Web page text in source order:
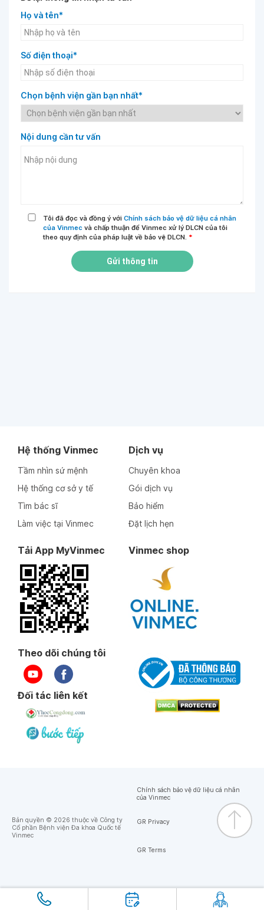
Họ và tên*
Số điện thoại*
Chọn bệnh viện gần bạn nhất*
Nội dung cần tư vấn
Tôi đã đọc và đồng ý với Chính sách bảo vệ dữ liệu cá nhân
của Vinmec và chấp thuận để Vinmec xử lý DLCN của tôi
theo quy định của pháp luật về bảo vệ DLCN. *
Gửi thông tin
Hệ thống Vinmec
Tầm nhìn sứ mệnh
Hệ thống cơ sở y tế
Tìm bác sĩ
Làm việc tại Vinmec
Dịch vụ
Chuyên khoa
Gói dịch vụ
Bảo hiểm
Đặt lịch hẹn
Tải App MyVinmec Vinmec shop
Theo dõi chúng tôi
Đối tác liên kết
Bản quyền © 2026 thuộc về Công ty
Cổ phần Bệnh viện Đa khoa Quốc tế
Vinmec
Chính sách bảo vệ dữ liệu cá nhân
của Vinmec
GR Privacy
GR Terms